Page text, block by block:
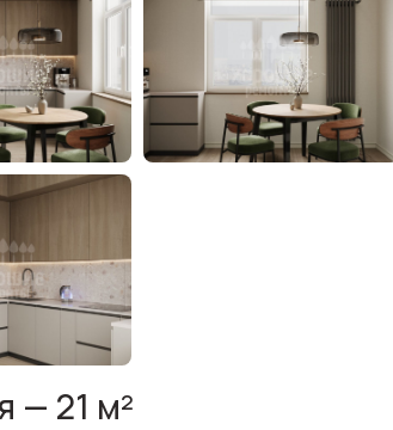
— 21 м²